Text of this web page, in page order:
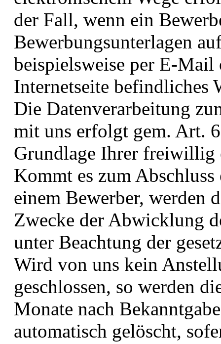
der Fall, wenn ein
Bewerbungsunterlagen
beispielsweise per E-Mail
Internetseite befindliches
Die Datenverarbeitung
mit uns erfolgt gem. Art.
Grundlage Ihrer
Kommt es zum
einem Bewerber, werden
Zwecke der Abwicklung
unter Beachtung der
Wird von uns kein
geschlossen, so werden
Monate nach
automatisch gelöscht,